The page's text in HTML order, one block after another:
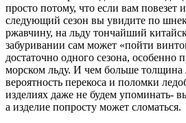
просто потому, что если вам повезет
следующий сезон вы увидите по
ржавчину, на льду тончайший
забуривании сам может «пойти
достаточно одного сезона, особенно
морском льду. И чем больше толщина
вероятность перекоса и поломки
изделиях даже не будем упоминать-
а изделие попросту может сломаться.